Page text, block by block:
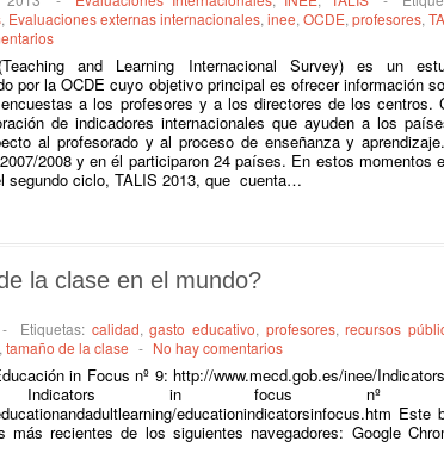
, Evaluaciones externas internacionales, inee, OCDE, profesores,
and Learning Internacional Survey) es un
por la OCDE cuyo objetivo principal es ofrecer información
a los profesores y a los directores de los centros.
de indicadores internacionales que ayuden a los
al profesorado y al proceso de enseñanza y
2008 y en él participaron 24 países. En estos momentos
segundo ciclo, TALIS 2013, que cuenta…
la clase en el mundo?
- Etiquetas: calidad,gasto educativo, profesores,recursos
, tamaño de la clase - No hay comentarios
in Focus nº 9: http://www.mecd.gob.es/inee/
Indicators in focus nº
educationindicatorsinfocus.htm Este
recientes de los siguientes navegadores: Google